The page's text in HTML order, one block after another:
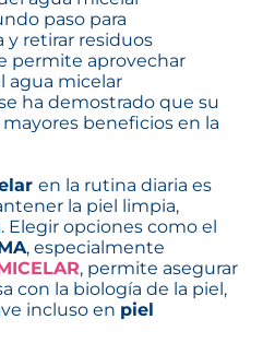
paso para
y retirar residuos
permite aprovechar
agua micelar
ha demostrado que su
beneficios en la
en la rutina diaria es
la piel limpia,
opciones como el
, especialmente
, permite asegurar
con la biología de la piel,
incluso en piel